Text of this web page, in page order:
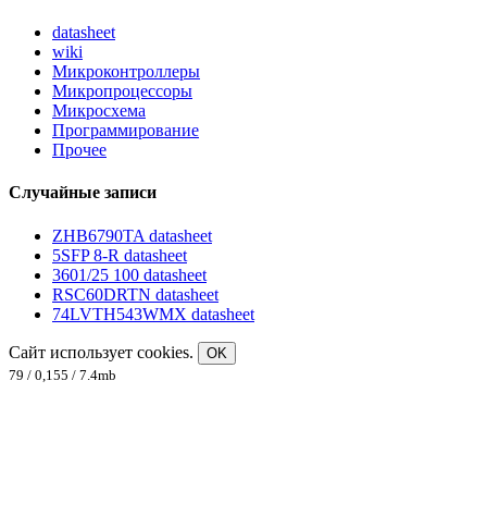
datasheet
wiki
Микроконтроллеры
Микропроцессоры
Микросхема
Программирование
Прочее
Случайные записи
ZHB6790TA datasheet
5SFP 8-R datasheet
3601/25 100 datasheet
RSC60DRTN datasheet
74LVTH543WMX datasheet
Сайт использует cookies.
OK
79 / 0,155 / 7.4mb